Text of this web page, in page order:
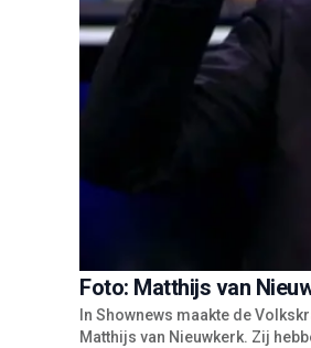
Foto: Matthijs van
In Shownews maakte de
Matthijs van Nieuwkerk. Zij